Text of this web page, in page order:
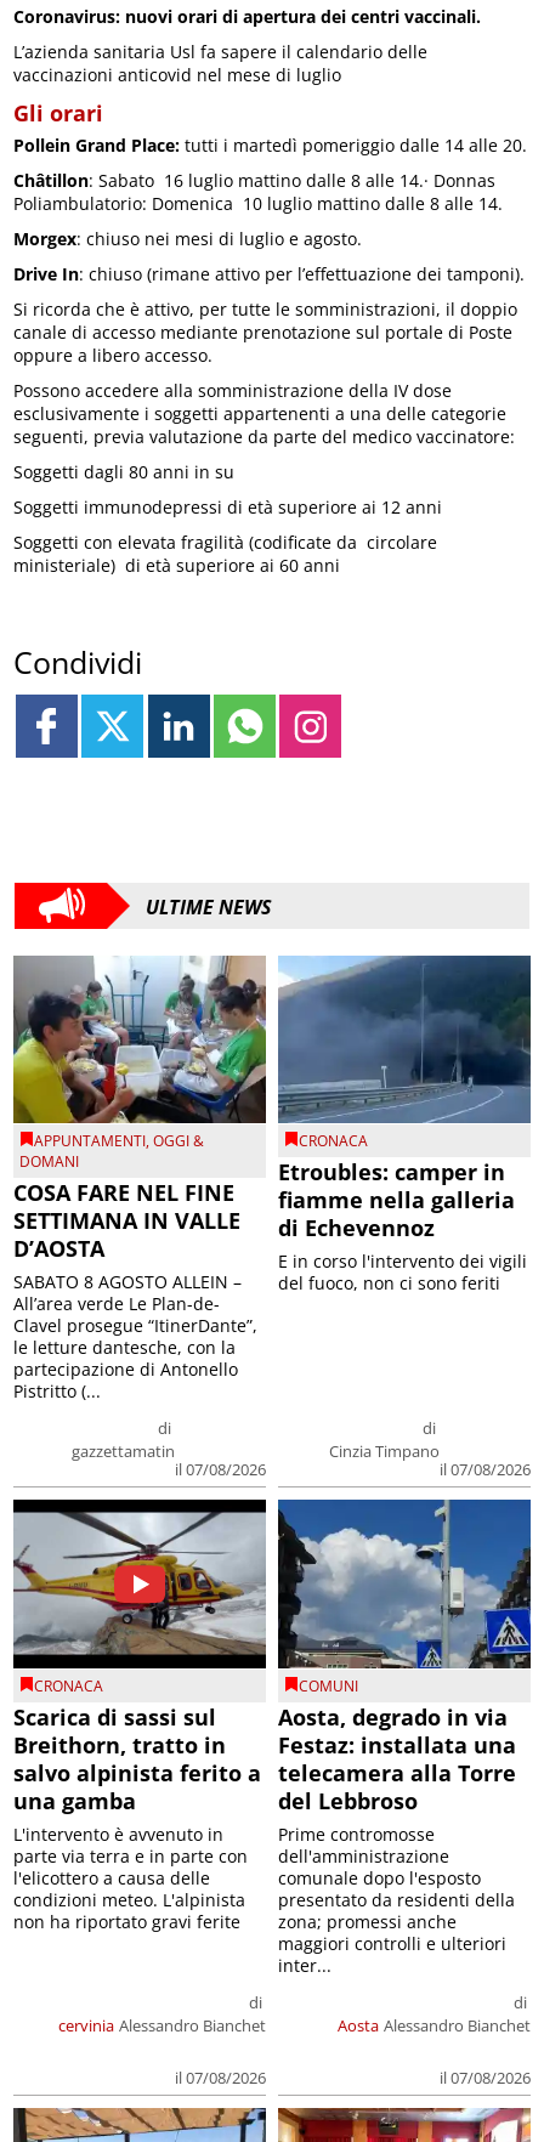
Coronavirus: nuovi orari di apertura dei centri vaccinali.
L’azienda sanitaria Usl fa sapere il calendario delle
vaccinazioni anticovid nel mese di luglio
Gli orari
Pollein Grand Place: tutti i martedì pomeriggio dalle 14 alle 20.
Châtillon: Sabato 16 luglio mattino dalle 8 alle 14.· Donnas
Poliambulatorio: Domenica 10 luglio mattino dalle 8 alle 14.
Morgex: chiuso nei mesi di luglio e agosto.
Drive In: chiuso (rimane attivo per l’effettuazione dei tamponi).
Si ricorda che è attivo, per tutte le somministrazioni, il doppio
canale di accesso mediante prenotazione sul portale di Poste
oppure a libero accesso.
Possono accedere alla somministrazione della IV dose
esclusivamente i soggetti appartenenti a una delle categorie
seguenti, previa valutazione da parte del medico vaccinatore:
Soggetti dagli 80 anni in su
Soggetti immunodepressi di età superiore ai 12 anni
Soggetti con elevata fragilità (codificate da circolare
ministeriale) di età superiore ai 60 anni
Condividi
ULTIME NEWS
APPUNTAMENTI,OGGI &
DOMANI
COSA FARE NEL FINE
SETTIMANA IN VALLE
D’AOSTA
di
gazzettamatin
il 07/08/2026
SABATO 8 AGOSTO ALLEIN –
All’area verde Le Plan-de-
Clavel prosegue “ItinerDante”,
le letture dantesche, con la
partecipazione di Antonello
Pistritto (...
CRONACA
Etroubles: camper in
fiamme nella galleria
di Echevennoz
di
Cinzia Timpano
il 07/08/2026
E in corso l'intervento dei vigili
del fuoco, non ci sono feriti
CRONACA
Scarica di sassi sul
Breithorn, tratto in
salvo alpinista ferito a
una gamba
cervinia
di
Alessandro Bianchet
il 07/08/2026
L'intervento è avvenuto in
parte via terra e in parte con
l'elicottero a causa delle
condizioni meteo. L'alpinista
non ha riportato gravi ferite
COMUNI
Aosta, degrado in via
Festaz: installata una
telecamera alla Torre
del Lebbroso
Aosta
di
Alessandro Bianchet
il 07/08/2026
Prime contromosse
dell'amministrazione
comunale dopo l'esposto
presentato da residenti della
zona; promessi anche
maggiori controlli e ulteriori
inter...